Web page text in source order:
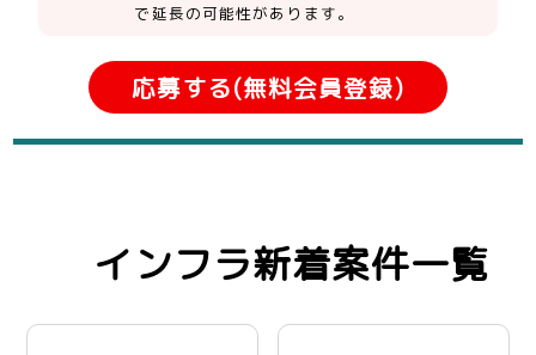
で延長の可能性があります。
応募する(無料会員登録)
インフラ新着案件一覧